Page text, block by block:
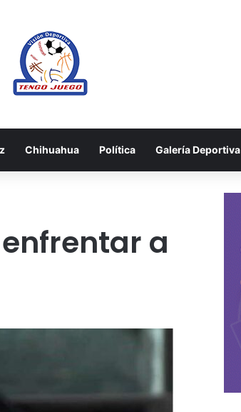
Chihuahua Política Galería Deportiva
a